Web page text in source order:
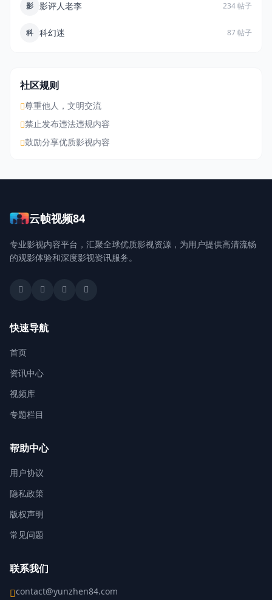
影 影评人老李 234 帖子
科 科幻迷 87 帖子
社区规则
尊重他人，文明交流
禁止发布违法违规内容
鼓励分享优质影视内容
云帧视频84
专业影视内容平台，汇聚全球优质影视资源，为用户提供高清流畅
的观影体验和深度影视资讯服务。
快速导航
首页
资讯中心
视频库
专题栏目
帮助中心
用户协议
隐私政策
版权声明
常见问题
联系我们
contact@yunzhen84.com